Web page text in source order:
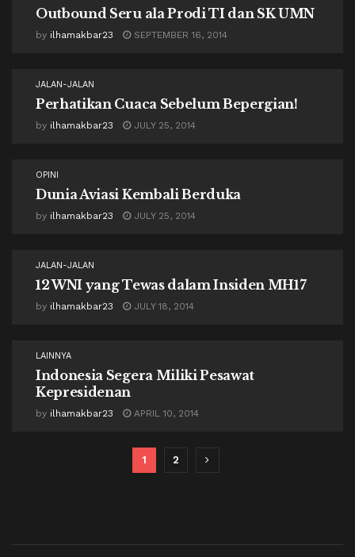
Outbound Seru ala Prodi TI dan SK UMN
by ilhamakbar23 SEPTEMBER 16, 2014
JALAN-JALAN
Perhatikan Cuaca Sebelum Bepergian!
by ilhamakbar23 JULY 25, 2014
OPINI
Dunia Aviasi Kembali Berduka
by ilhamakbar23 JULY 25, 2014
JALAN-JALAN
12 WNI yang Tewas dalam Insiden MH17
by ilhamakbar23 JULY 18, 2014
LAINNYA
Indonesia Segera Miliki Pesawat
Kepresidenan
by ilhamakbar23 APRIL 10, 2014
1 2